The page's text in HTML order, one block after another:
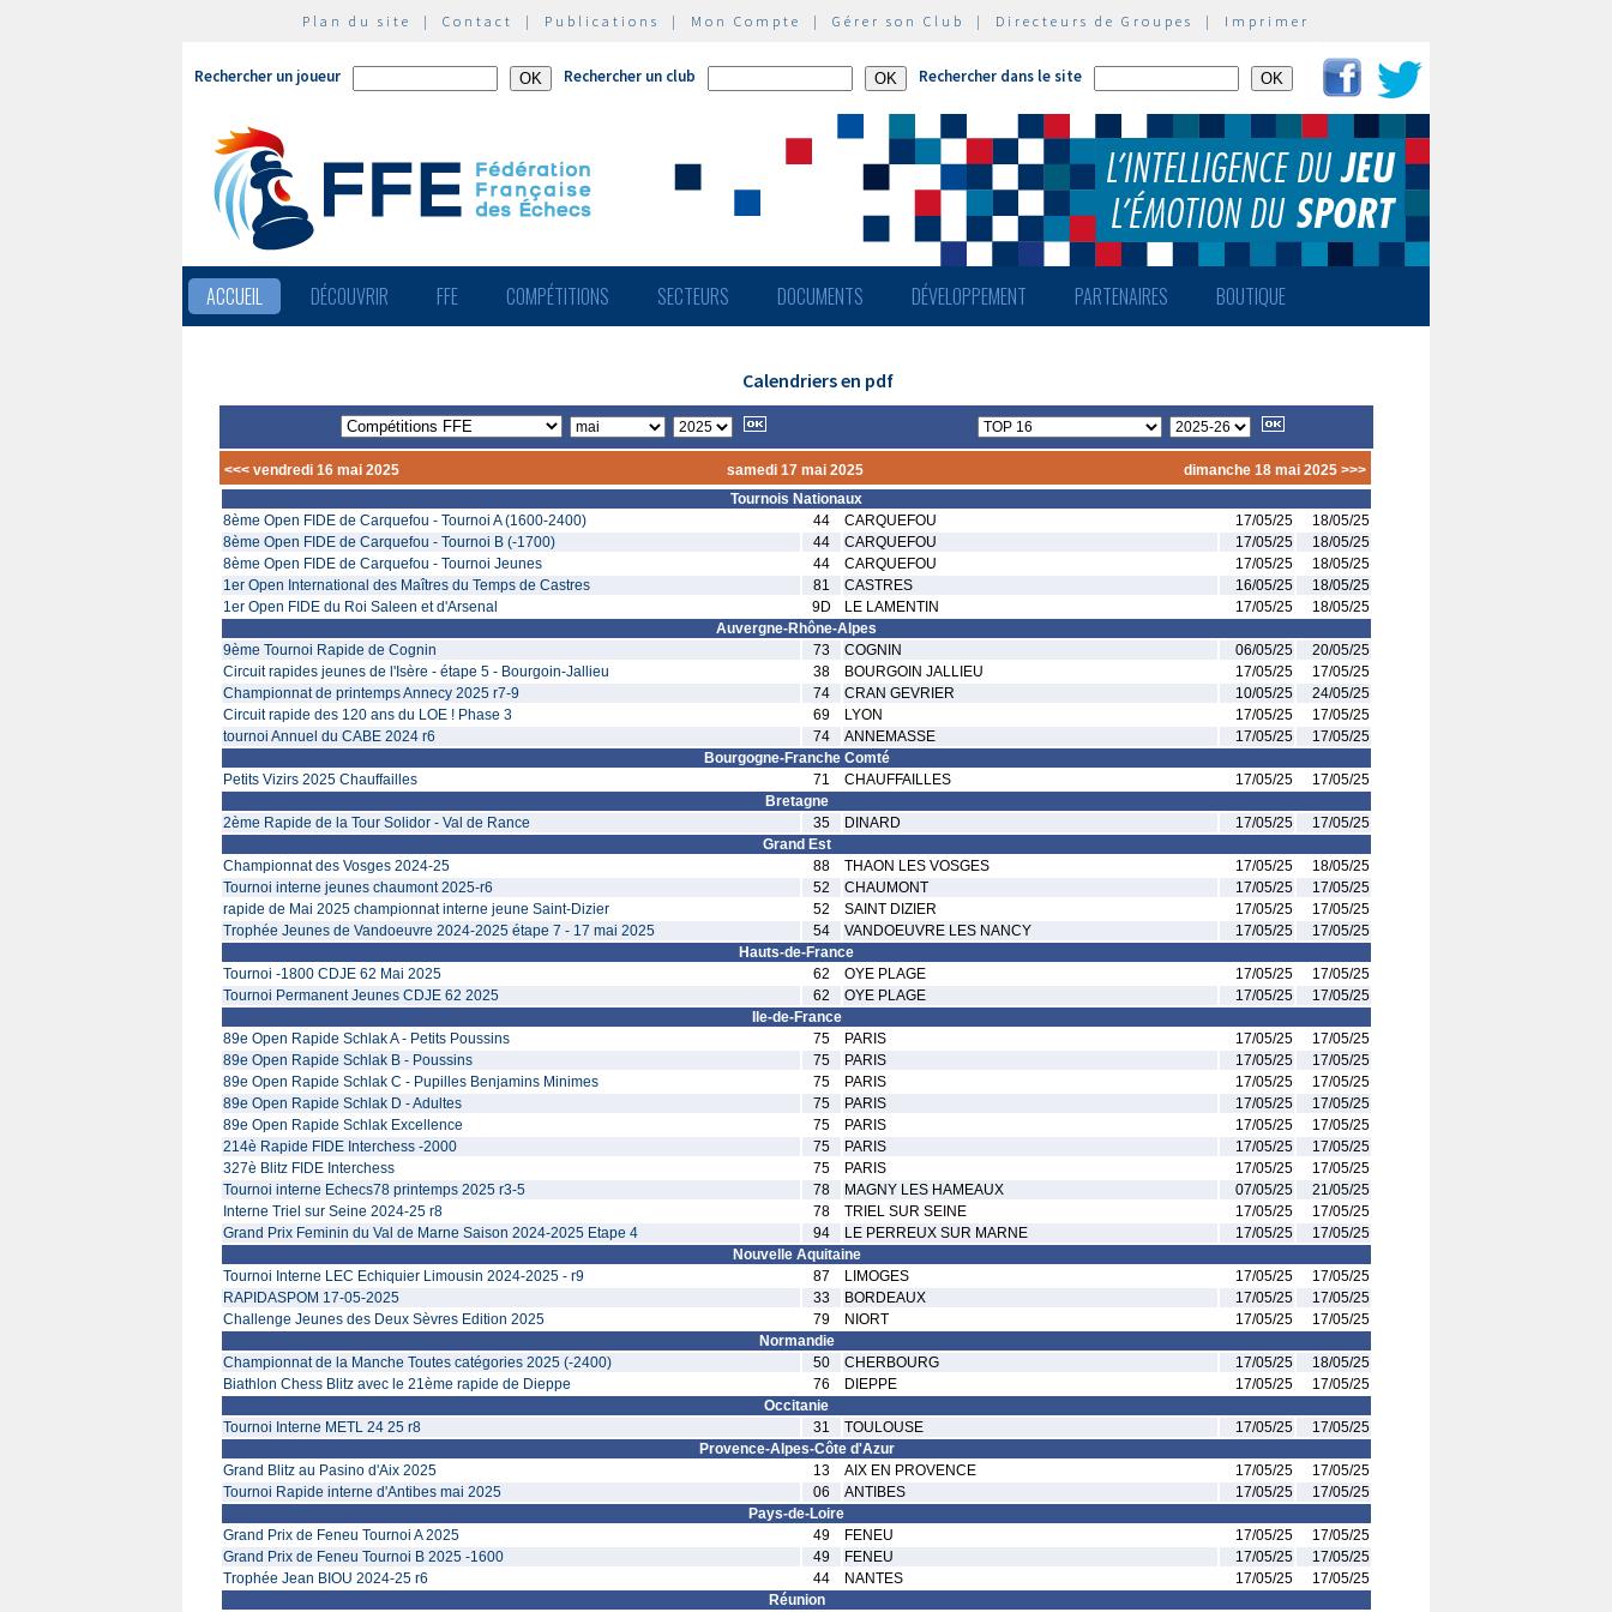
Plan du site | Contact | Publications | Mon Compte | Gérer son Club | Directeurs de Groupes | Imprimer
Rechercher un joueur Rechercher un club Rechercher dans le site
ACCUEIL DÉCOUVRIR FFE COMPÉTITIONS SECTEURS DOCUMENTS DÉVELOPPEMENT PARTENAIRES BOUTIQUE
Calendriers en pdf
<<< vendredi 16 mai 2025 samedi 17 mai 2025
dimanche 18 mai 2025 >>>
Tournois Nationaux
8ème Open FIDE de Carquefou - Tournoi A (1600-2400)
44 CARQUEFOU 17/05/25
18/05/25
8ème Open FIDE de Carquefou - Tournoi B (-1700)
44 CARQUEFOU 17/05/25
18/05/25
8ème Open FIDE de Carquefou - Tournoi Jeunes
44 CARQUEFOU 17/05/25
18/05/25
1er Open International des Maîtres du Temps de Castres
81 CASTRES 16/05/25
18/05/25
1er Open FIDE du Roi Saleen et d'Arsenal
9D LE LAMENTIN 17/05/25
18/05/25
Auvergne-Rhône-Alpes
9ème Tournoi Rapide de Cognin
73 COGNIN 06/05/25
20/05/25
Circuit rapides jeunes de l'Isère - étape 5 - Bourgoin-Jallieu
38 BOURGOIN JALLIEU 17/05/25
17/05/25
Championnat de printemps Annecy 2025 r7-9
74 CRAN GEVRIER 10/05/25
24/05/25
Circuit rapide des 120 ans du LOE ! Phase 3
69 LYON 17/05/25
17/05/25
tournoi Annuel du CABE 2024 r6
74 ANNEMASSE 17/05/25
17/05/25
Bourgogne-Franche Comté
Petits Vizirs 2025 Chauffailles
71 CHAUFFAILLES 17/05/25
17/05/25
Bretagne
2ème Rapide de la Tour Solidor - Val de Rance
35 DINARD 17/05/25
17/05/25
Grand Est
Championnat des Vosges 2024-25
88 THAON LES VOSGES 17/05/25
18/05/25
Tournoi interne jeunes chaumont 2025-r6
52 CHAUMONT 17/05/25
17/05/25
rapide de Mai 2025 championnat interne jeune Saint-Dizier
52 SAINT DIZIER 17/05/25
17/05/25
Trophée Jeunes de Vandoeuvre 2024-2025 étape 7 - 17 mai 2025
54 VANDOEUVRE LES NANCY 17/05/25
17/05/25
Hauts-de-France
Tournoi -1800 CDJE 62 Mai 2025
62 OYE PLAGE 17/05/25
17/05/25
Tournoi Permanent Jeunes CDJE 62 2025
62 OYE PLAGE 17/05/25
17/05/25
Ile-de-France
89e Open Rapide Schlak A - Petits Poussins
75 PARIS 17/05/25
17/05/25
89e Open Rapide Schlak B - Poussins
75 PARIS 17/05/25
17/05/25
89e Open Rapide Schlak C - Pupilles Benjamins Minimes
75 PARIS 17/05/25
17/05/25
89e Open Rapide Schlak D - Adultes
75 PARIS 17/05/25
17/05/25
89e Open Rapide Schlak Excellence
75 PARIS 17/05/25
17/05/25
214è Rapide FIDE Interchess -2000
75 PARIS 17/05/25
17/05/25
327è Blitz FIDE Interchess
75 PARIS 17/05/25
17/05/25
Tournoi interne Echecs78 printemps 2025 r3-5
78 MAGNY LES HAMEAUX 07/05/25
21/05/25
Interne Triel sur Seine 2024-25 r8
78 TRIEL SUR SEINE 17/05/25
17/05/25
Grand Prix Feminin du Val de Marne Saison 2024-2025 Etape 4
94 LE PERREUX SUR MARNE 17/05/25
17/05/25
Nouvelle Aquitaine
Tournoi Interne LEC Echiquier Limousin 2024-2025 - r9
87 LIMOGES 17/05/25
17/05/25
RAPIDASPOM 17-05-2025
33 BORDEAUX 17/05/25
17/05/25
Challenge Jeunes des Deux Sèvres Edition 2025
79 NIORT 17/05/25
17/05/25
Normandie
Championnat de la Manche Toutes catégories 2025 (-2400)
50 CHERBOURG 17/05/25
18/05/25
Biathlon Chess Blitz avec le 21ème rapide de Dieppe
76 DIEPPE 17/05/25
17/05/25
Occitanie
Tournoi Interne METL 24 25 r8
31 TOULOUSE 17/05/25
17/05/25
Provence-Alpes-Côte d'Azur
Grand Blitz au Pasino d'Aix 2025
13 AIX EN PROVENCE 17/05/25
17/05/25
Tournoi Rapide interne d'Antibes mai 2025
06 ANTIBES 17/05/25
17/05/25
Pays-de-Loire
Grand Prix de Feneu Tournoi A 2025
49 FENEU 17/05/25
17/05/25
Grand Prix de Feneu Tournoi B 2025 -1600
49 FENEU 17/05/25
17/05/25
Trophée Jean BIOU 2024-25 r6
44 NANTES 17/05/25
17/05/25
Réunion